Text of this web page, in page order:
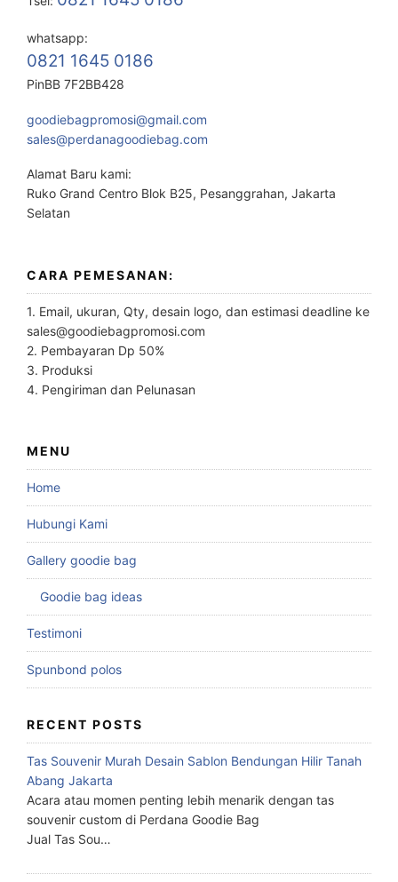
whatsapp:
0821 1645 0186
PinBB 7F2BB428
goodiebagpromosi@gmail.com
sales@perdanagoodiebag.com
Alamat Baru kami:
Ruko Grand Centro Blok B25, Pesanggrahan, Jakarta
Selatan
CARA PEMESANAN:
1. Email, ukuran, Qty, desain logo, dan estimasi deadline ke
sales@goodiebagpromosi.com
2. Pembayaran Dp 50%
3. Produksi
4. Pengiriman dan Pelunasan
MENU
Home
Hubungi Kami
Gallery goodie bag
Goodie bag ideas
Testimoni
Spunbond polos
RECENT POSTS
Tas Souvenir Murah Desain Sablon Bendungan Hilir Tanah
Abang Jakarta
Acara atau momen penting lebih menarik dengan tas
souvenir custom di Perdana Goodie Bag
Jual Tas Sou…